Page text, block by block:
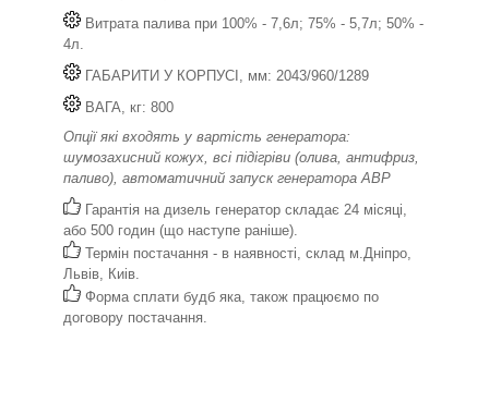
Витрата палива при 100% - 7,6л; 75% - 5,7л; 50% -
4л.
ГАБАРИТИ У КОРПУСІ, мм: 2043/960/1289
ВАГА, кг: 800
Опції які входять у вартість генератора:
шумозахисний кожух, всі підігріви (олива, антифриз,
паливо), автоматичний запуск генератора АВР
Гарантія на дизель генератор складає 24 місяці,
або 500 годин (що наступе раніше).
Термін постачання - в наявності, склад м.Дніпро,
Львів, Киів.
Форма сплати будб яка, також працюємо по
договору постачання.